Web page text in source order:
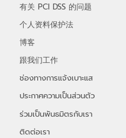
有关 PCI DSS 的问题
个人资料保护法
博客
跟我们工作
ช่องทางการแจ้งเบาะแส
ประกาศความเป็นส่วนตัว
ร่วมเป็นพันธมิตรกับเรา
ติดต่อเรา